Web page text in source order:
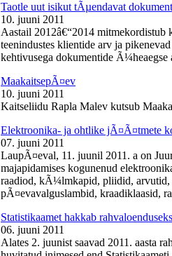
Taotle uut isikut tÃµendavat
10. juuni 2011
Aastail 2012â€“2014
teenindustes klientide arv ja
kehtivusega dokumentide Ã¼heaegse
MaakaitsepÃ¤ev
10. juuni 2011
Kaitseliidu Rapla Malev kutsub
Elektroonika- ja ohtlike jÃ¤Ã¤tmete
07. juuni 2011
LaupÃ¤eval, 11. juunil 2011. a on
majapidamises kogunenud
raadiod, kÃ¼lmkapid, pliidid,
pÃ¤evavalguslambid, kraadiklaasid,
Statistikaamet hakkab
06. juuni 2011
Alates 2. juunist saavad 2011. aasta